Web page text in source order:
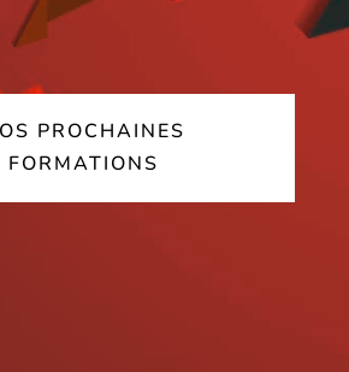
PROCHAINES
FORMATIONS